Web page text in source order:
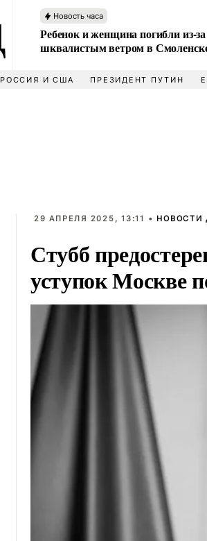
Новость часа
Ребенок и женщина погибли из-
шквалистым ветром в
РОССИЯ И США ПРЕЗИДЕНТ ПУТИН
29 АПРЕЛЯ 2025, 13:11 • НОВОСТИ
Стубб
уступок Москве